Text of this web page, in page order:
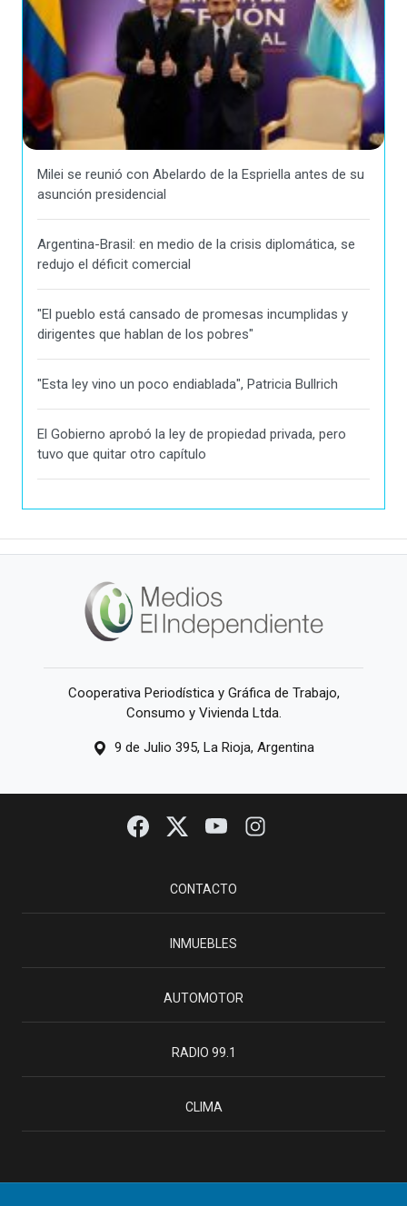
Milei se reunió con Abelardo de la Espriella antes de su
asunción presidencial
Argentina-Brasil: en medio de la crisis diplomática, se
redujo el déficit comercial
"El pueblo está cansado de promesas incumplidas y
dirigentes que hablan de los pobres"
"Esta ley vino un poco endiablada", Patricia Bullrich
El Gobierno aprobó la ley de propiedad privada, pero
tuvo que quitar otro capítulo
Cooperativa Periodística y Gráfica de Trabajo,
Consumo y Vivienda Ltda.
9 de Julio 395, La Rioja, Argentina
CONTACTO
INMUEBLES
AUTOMOTOR
RADIO 99.1
CLIMA